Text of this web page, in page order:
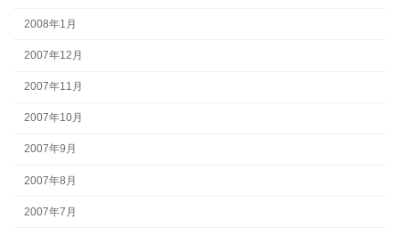
2008年1月
2007年12月
2007年11月
2007年10月
2007年9月
2007年8月
2007年7月